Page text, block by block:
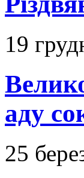
19
аду
25